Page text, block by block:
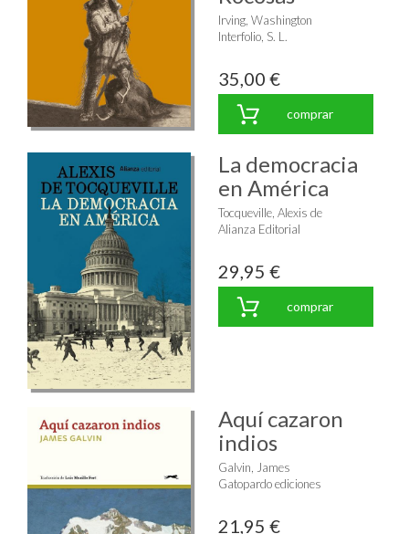
Irving, Washington
Interfolio, S. L.
35,00 €
comprar
La democracia
en América
Tocqueville, Alexis de
Alianza Editorial
29,95 €
comprar
Aquí cazaron
indios
Galvin, James
Gatopardo ediciones
21,95 €